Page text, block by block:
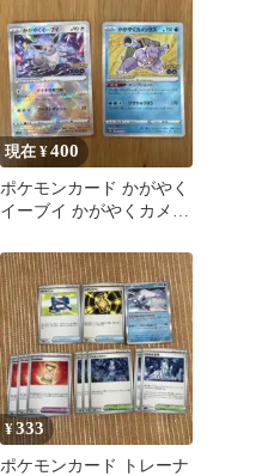
現在 ¥400
ポケモンカード かがやく
イーブイ かがやくカメッ
¥333
ポケモンカード トレーナ